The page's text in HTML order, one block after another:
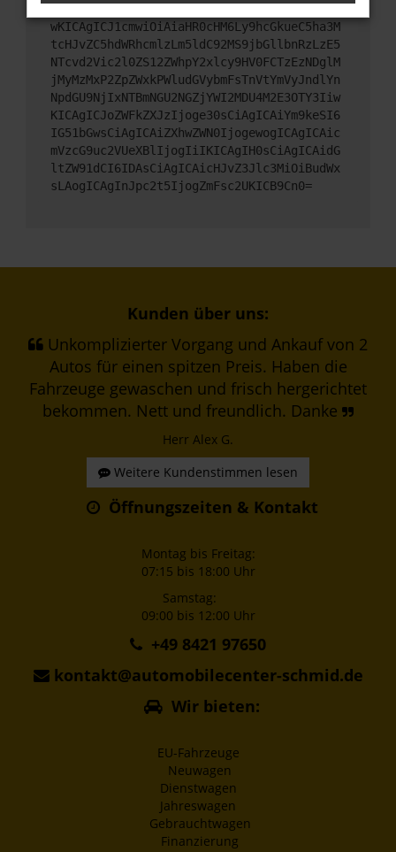
mNvbmZpZyI6IHsKICAgICJtZXRob2QiOiAiR0VUIi
wKICAgICJ1cmwiOiAiaHR0cHM6Ly9hcGkueC5ha3M
tcHJvZC5hdWRhcmlzLm5ldC92MS9jbGllbnRzLzE5
NTcvd2Vic2l0ZS12ZWhpY2xlcy9HV0FCTzEzNDglM
jMyMzMxP2ZpZWxkPWludGVybmFsTnVtYmVyJndlYn
NpdGU9NjIxNTBmNGU2NGZjYWI2MDU4M2E3OTY3Iiw
KICAgICJoZWFkZXJzIjoge30sCiAgICAiYm9keSI6
IG51bGwsCiAgICAiZXhwZWN0IjogewogICAgICAic
mVzcG9uc2VUeXBlIjogIiIKICAgIH0sCiAgICAidG
ltZW91dCI6IDAsCiAgICAicHJvZ3Jlc3MiOiBudWx
sLAogICAgInJpc2t5IjogZmFsc2UKICB9Cn0=
Kunden über uns:
Unkomplizierter Vorgang und Ankauf von 2
Autos für einen spitzen Preis. Haben die
Fahrzeuge gewaschen und frisch hergerichtet
bekommen. Nett und freundlich. Danke
Herr Alex G.
Weitere Kundenstimmen lesen
Öffnungszeiten & Kontakt
Montag bis Freitag:
07:15 bis 18:00 Uhr
Samstag:
09:00 bis 12:00 Uhr
+49 8421 97650
kontakt@automobilecenter-schmid.de
Wir bieten:
EU-Fahrzeuge
Neuwagen
Dienstwagen
Jahreswagen
Gebrauchtwagen
Finanzierung